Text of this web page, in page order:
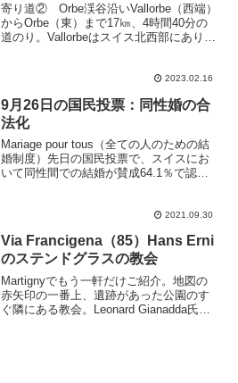
寄り道② Orbe渓谷沿いVallorbe（西端）
からOrbe（東）まで17㎞、4時間40分の
道のり。Vallorbeはスイス北西部にありフ
2023.02.16
9月26日の国民投票：同性婚の合
法化
Mariage pour tous（全ての人のための結
婚制度）先日の国民投票で、スイスにお
いて同性間での結婚が賛成64.1％で認め
上の州での賛成が必要ですが、なんと...
2021.09.30
Via Francigena（85）Hans Erni
のステンドグラスの教会
Martignyでもう一軒だけご紹介。地図の
赤矢印の一番上、遺跡があった公園のす
ぐ隣にある教会。Leonard Gianadda氏の